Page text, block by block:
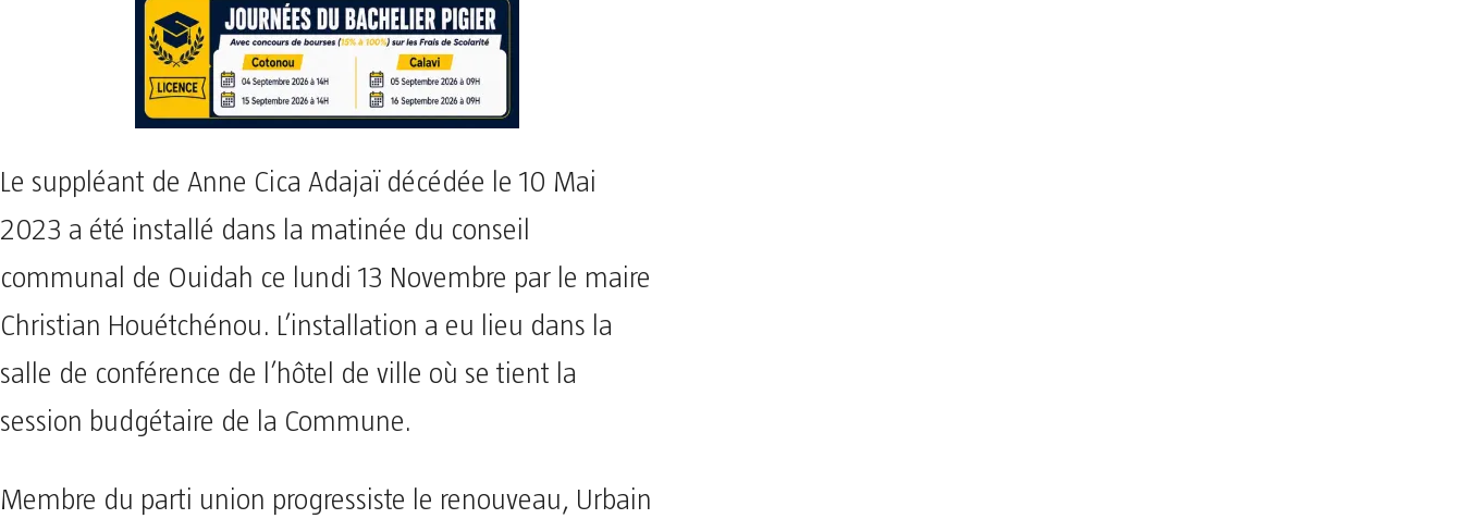
Le suppléant de Anne Cica Adajaï décédée le 10 Mai
2023 a été installé dans la matinée du conseil
communal de Ouidah ce lundi 13 Novembre par le maire
Christian Houétchénou. L’installation a eu lieu dans la
salle de conférence de l’hôtel de ville où se tient la
session budgétaire de la Commune.
Membre du parti union progressiste le renouveau, Urbain